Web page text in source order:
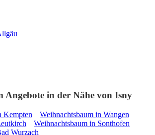
Angebote in der Nähe von Isny
Kempten
Weihnachtsbaum in Wangen
Weihnachtsbaum in Sonthofen
Wurzach